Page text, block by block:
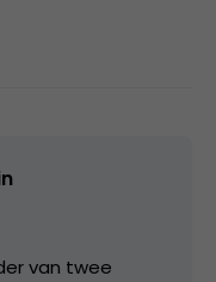
van twee